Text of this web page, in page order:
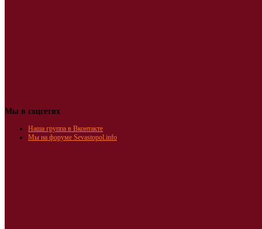
Мы в соцсетях
Наша группа в Вконтакте
Мы на форуме Sevastopol.info